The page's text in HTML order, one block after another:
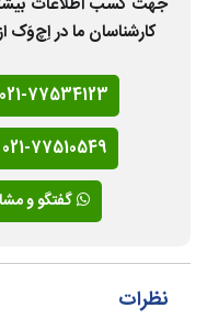
کارشناسان ما در اِچ‌وَک
021-77534123
021-77510549
گفتگو و
نظرات